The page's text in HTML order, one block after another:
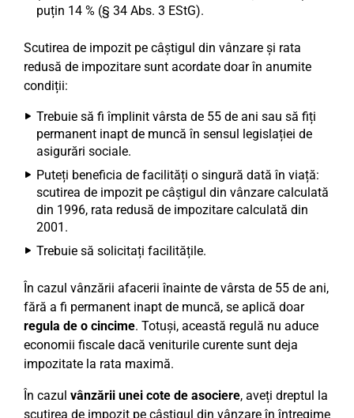
puțin 14 % (§ 34 Abs. 3 EStG).
Scutirea de impozit pe câștigul din vânzare și rata
redusă de impozitare sunt acordate doar în anumite
condiții:
Trebuie să fi împlinit vârsta de 55 de ani sau să fiți
permanent inapt de muncă în sensul legislației de
asigurări sociale.
Puteți beneficia de facilități o singură dată în viață:
scutirea de impozit pe câștigul din vânzare calculată
din 1996, rata redusă de impozitare calculată din
2001.
Trebuie să solicitați facilitățile.
În cazul vânzării afacerii înainte de vârsta de 55 de ani,
fără a fi permanent inapt de muncă, se aplică doar
regula de o cincime. Totuși, această regulă nu aduce
economii fiscale dacă veniturile curente sunt deja
impozitate la rata maximă.
În cazul vânzării unei cote de asociere, aveți dreptul la
scutirea de impozit pe câștigul din vânzare în întregime